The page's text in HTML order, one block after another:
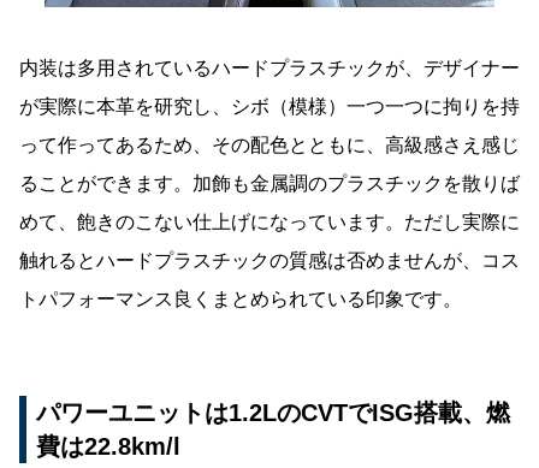
内装は多用されているハードプラスチックが、デザイナー
が実際に本革を研究し、シボ（模様）一つ一つに拘りを持
って作ってあるため、その配色とともに、高級感さえ感じ
ることができます。加飾も金属調のプラスチックを散りば
めて、飽きのこない仕上げになっています。ただし実際に
触れるとハードプラスチックの質感は否めませんが、コス
トパフォーマンス良くまとめられている印象です。
パワーユニットは1.2LのCVTでISG搭載、燃
費は22.8km/l